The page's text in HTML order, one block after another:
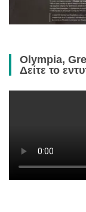
Olympia,
Δείτε το